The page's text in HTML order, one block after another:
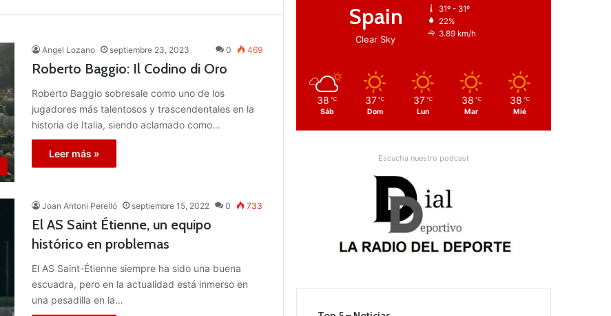
Angel Lozano septiembre 23, 2023 0 469
Roberto Baggio: Il Codino di Oro
Roberto Baggio sobresale como uno de los
jugadores más talentosos y trascendentales en la
historia de Italia, siendo aclamado como…
Leer más »
Joan Antoni Perelló septiembre 15, 2022 0 733
El AS Saint Étienne, un equipo
histórico en problemas
El AS Saint-Étienne siempre ha sido una buena
escuadra, pero en la actualidad está inmerso en
una pesadilla en la…
Spain
Clear Sky
31º - 31º
22%
3.89 km/h
38 ℃
Sáb
37 ℃
Dom
37 ℃
Lun
38 ℃
Mar
38 ℃
Mié
Escucha nuestro podcast